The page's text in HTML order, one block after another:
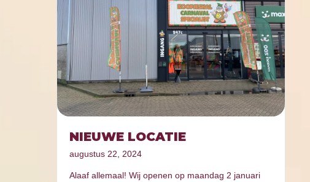
NIEUWE LOCATIE
augustus 22, 2024
Alaaf allemaal! Wij openen op maandag 2 januari